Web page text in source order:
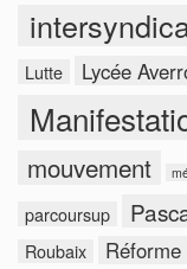
Lutte Lycée
mouvement
parcoursup
Roubaix